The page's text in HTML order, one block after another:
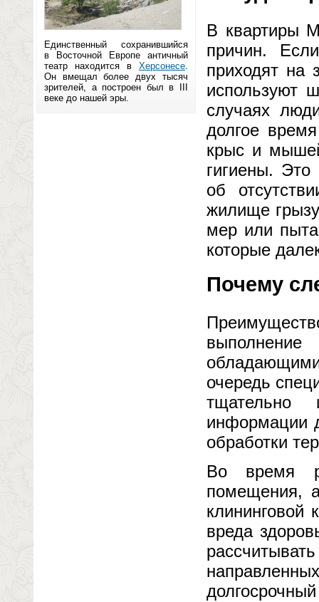
Единственный сохранившийся
в Восточной Европе античный
театр находится в Херсонесе.
Он вмещал более двух тысяч
зрителей, а построен был в III
веке до нашей эры.
В квартиры
причин.
приходят на
используют
случаях
долгое
крыс и
гигиены. Это
об
жилище
мер или
которые
Почему
очередь
тщательно
информации
обработки
Во время
помещения,
клининговой
вреда